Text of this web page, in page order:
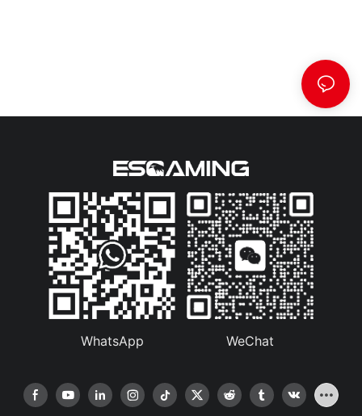
WhatsApp WeChat